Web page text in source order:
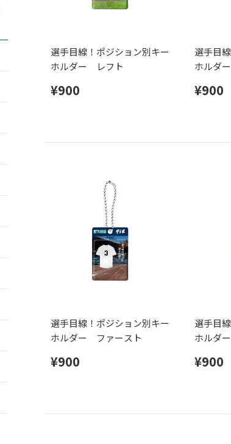
選手目線！ポジション別キー
ホルダー レフト
¥900
選手目
ホルダ
¥900
選手目線！ポジション別キー
ホルダー ファースト
¥900
選手目
ホルダ
¥900